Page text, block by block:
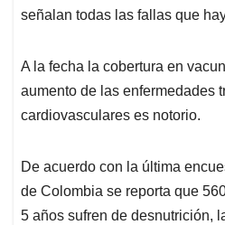
señalan todas las fallas que
A la fecha la cobertura en
aumento de las enfermedades
cardiovasculares es notorio.
De acuerdo con la última
de Colombia se reporta que
5 años sufren de desnutrición,